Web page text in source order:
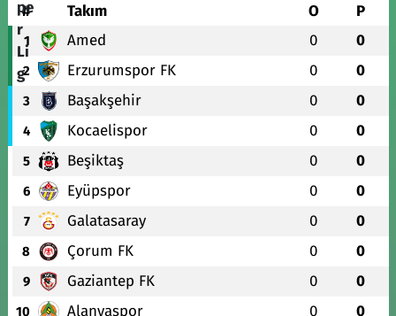
# Takım O P
1 Amed 0 0
2 Erzurumspor FK 0 0
3 Başakşehir 0 0
4 Kocaelispor 0 0
5 Beşiktaş 0 0
6 Eyüpspor 0 0
7 Galatasaray 0 0
8 Çorum FK 0 0
9 Gaziantep FK 0 0
10 Alanyaspor 0 0